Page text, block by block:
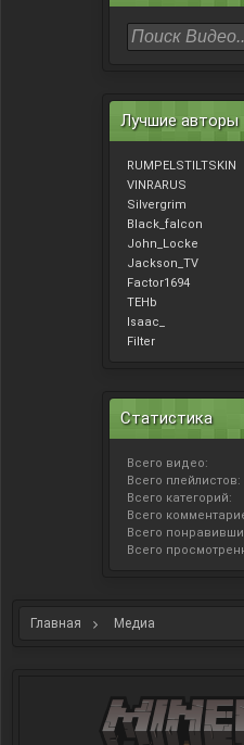
Лучшие авторы
RUMPELSTILTSKIN
VINRARUS
Silvergrim
Black_falcon
John_Locke
Jackson_TV
Factor1694
TEHb
Isaac_
Filter
Статистика
Всего видео:
Всего плейлистов:
Всего категорий:
Всего
Всего
Всего
Главная Медиа